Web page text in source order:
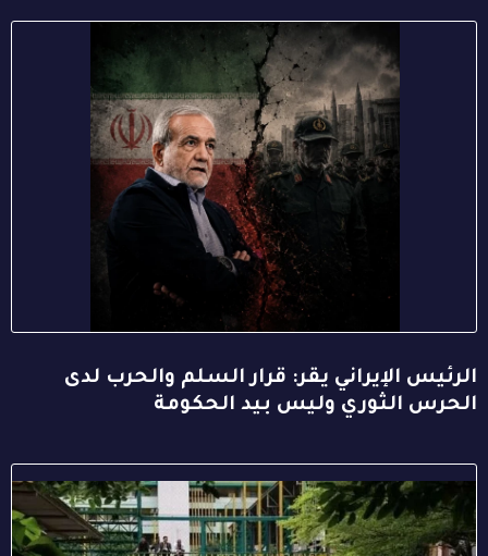
الرئيس الإيراني يقر: قرار السلم والحرب لدى
الحرس الثوري وليس بيد الحكومة